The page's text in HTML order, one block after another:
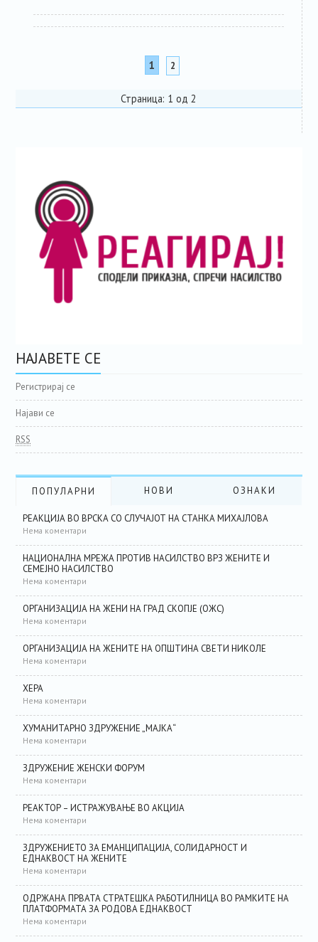
1 2
Страница: 1 од 2
НАЈАВЕТЕ СЕ
Регистрирај се
Најави се
RSS
ПОПУЛАРНИ НОВИ ОЗНАКИ
РЕАКЦИЈА ВО ВРСКА СО СЛУЧАЈОТ НА СТАНКА МИХАЈЛОВА
Нема коментари
НАЦИОНАЛНА МРЕЖА ПРОТИВ НАСИЛСТВО ВРЗ ЖЕНИТЕ И
СЕМЕЈНО НАСИЛСТВО
Нема коментари
ОРГАНИЗАЦИЈА НА ЖЕНИ НА ГРАД СКОПЈЕ (ОЖС)
Нема коментари
ОРГАНИЗАЦИЈА НА ЖЕНИТЕ НА ОПШТИНА СВЕТИ НИКОЛЕ
Нема коментари
ХЕРА
Нема коментари
ХУМАНИТАРНО ЗДРУЖЕНИЕ „МАЈКА“
Нема коментари
ЗДРУЖЕНИЕ ЖЕНСКИ ФОРУМ
Нема коментари
РЕАКТОР – ИСТРАЖУВАЊЕ ВО АКЦИЈА
Нема коментари
ЗДРУЖЕНИЕТО ЗА ЕМАНЦИПАЦИЈА, СОЛИДАРНОСТ И
ЕДНАКВОСТ НА ЖЕНИТЕ
Нема коментари
ОДРЖАНА ПРВАТА СТРАТЕШКА РАБОТИЛНИЦА ВО РАМКИТЕ НА
ПЛАТФОРМАТА ЗА РОДОВА ЕДНАКВОСТ
Нема коментари